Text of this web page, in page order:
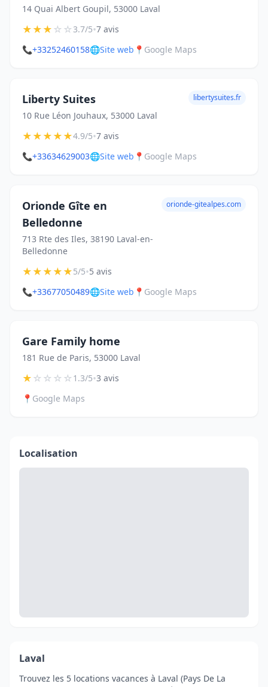
14 Quai Albert Goupil, 53000 Laval
★★★☆☆3.7/5•7 avis
📞+33252460158🌐Site web 📍 Google Maps
Liberty Suites
10 Rue Léon Jouhaux, 53000 Laval
libertysuites.fr
★★★★★4.9/5•7 avis
📞+33634629003🌐Site web 📍 Google Maps
Orionde Gîte en
Belledonne
713 Rte des Iles, 38190 Laval-en-
Belledonne
orionde-gitealpes.com
★★★★★5/5•5 avis
📞+33677050489🌐Site web 📍 Google Maps
Gare Family home
181 Rue de Paris, 53000 Laval
★☆☆☆☆1.3/5•3 avis
📍 Google Maps
Localisation
Laval
Trouvez les 5 locations vacances à Laval (Pays De La